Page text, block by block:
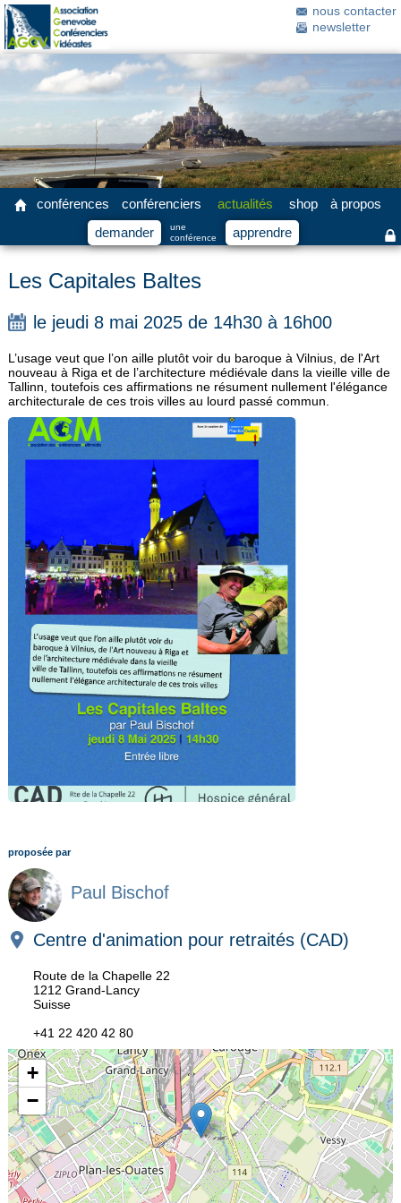
nous contacter
newsletter
conférences conférenciers actualités shop
à propos
demander
une
conférence
apprendre
Les Capitales Baltes
le jeudi 8 mai 2025 de 14h30 à 16h00
L’usage veut que l’on aille plutôt voir du baroque à Vilnius, de l'Art
nouveau à Riga et de l’architecture médiévale dans la vieille ville de
Tallinn, toutefois ces affirmations ne résument nullement l'élégance
architecturale de ces trois villes au lourd passé commun.
proposée par
Paul Bischof
Centre d'animation pour retraités (CAD)
Route de la Chapelle 22
1212 Grand-Lancy
Suisse
+41 22 420 42 80
+
−